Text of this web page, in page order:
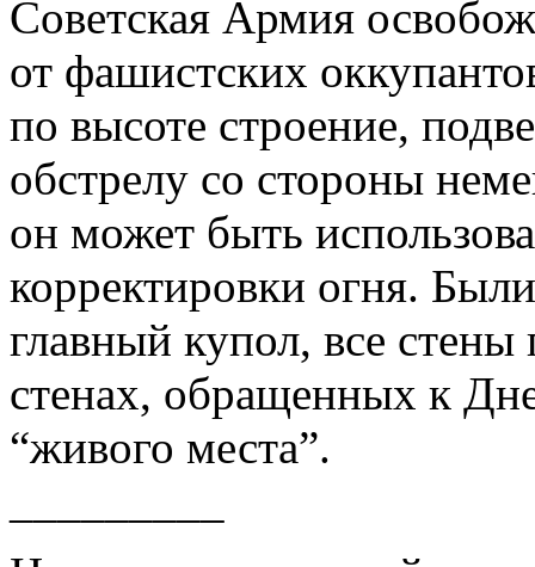
Советская Армия
от фашистских
по высоте строение,
обстрелу со стороны
он может быть
корректировки огня.
главный купол, все
стенах, обращенных к
“живого места”.